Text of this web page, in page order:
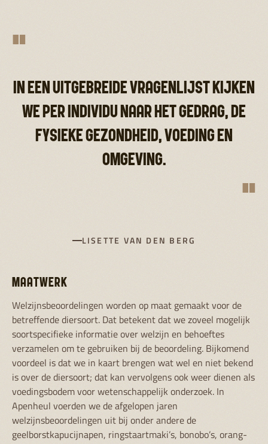
"
IN EEN UITGEBREIDE VRAGENLIJST KIJKEN
WE PER INDIVIDU NAAR HET GEDRAG, DE
FYSIEKE GEZONDHEID, VOEDING EN
OMGEVING.
"
LISETTE VAN DEN BERG
MAATWERK
Welzijnsbeoordelingen worden op maat gemaakt voor de
betreffende diersoort. Dat betekent dat we zoveel mogelijk
soortspecifieke informatie over welzijn en behoeftes
verzamelen om te gebruiken bij de beoordeling. Bijkomend
voordeel is dat we in kaart brengen wat wel en niet bekend
is over de diersoort; dat kan vervolgens ook weer dienen als
voedingsbodem voor wetenschappelijk onderzoek. In
Apenheul voerden we de afgelopen jaren
welzijnsbeoordelingen uit bij onder andere de
geelborstkapucijnapen, ringstaartmaki’s, bonobo’s, orang-